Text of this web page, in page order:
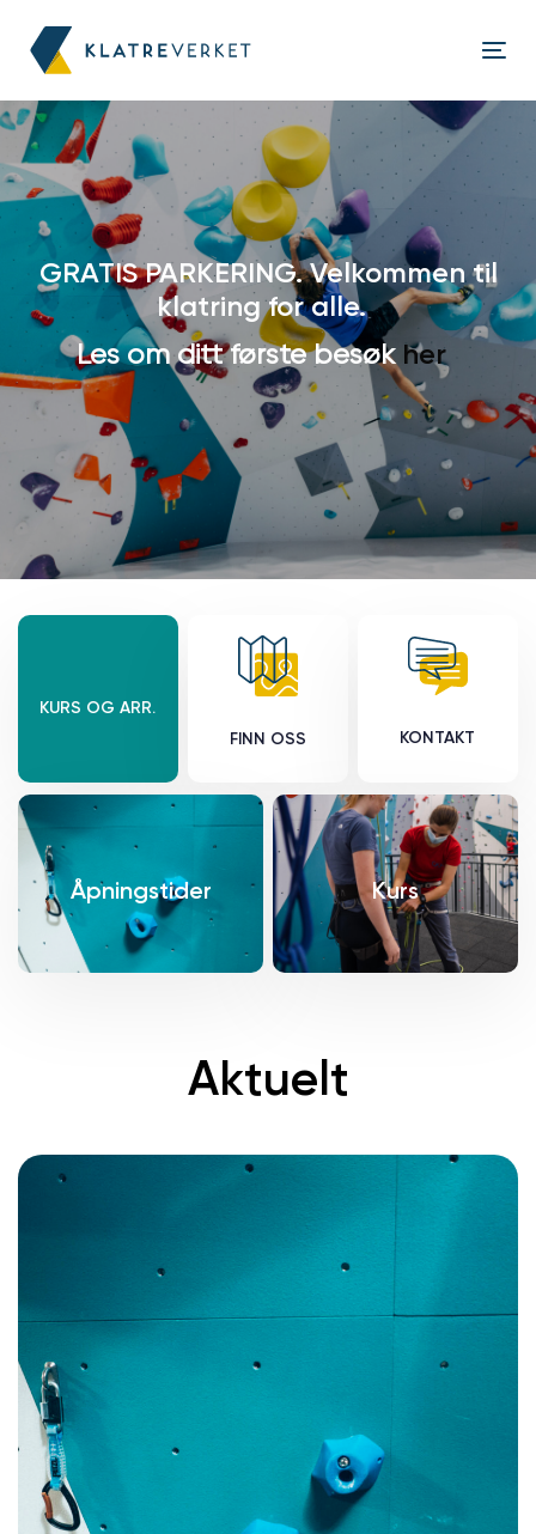
links
GRATIS PARKERING. Velkommen til
klatring for alle.
Les om ditt første besøk her
KURS OG ARR.
FINN OSS
KONTAKT
Åpningstider Kurs
Aktuelt